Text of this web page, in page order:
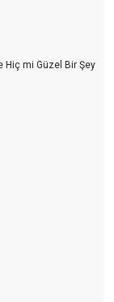
Hiç mi Güzel Bir Şey